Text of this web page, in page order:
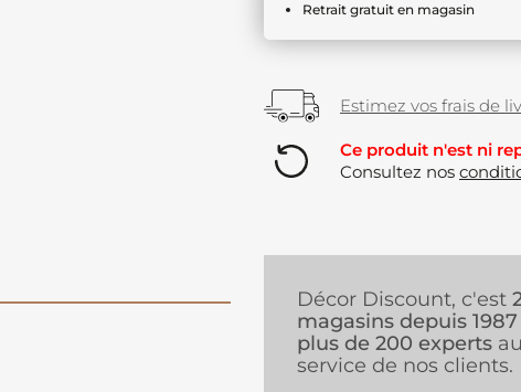
Retrait gratuit en magasin
Estimez vos frais de
Ce produit n'est ni
Consultez nos
Décor Discount, c'est
magasins depuis 1987
plus de 200 experts au
service de nos clients.